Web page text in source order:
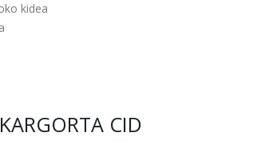
kidea
CID